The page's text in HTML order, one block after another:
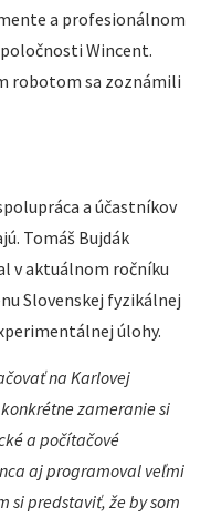
a profesionálnom
Wincent.
robotom sa zoznámili
a účastníkov
Tomáš Bujdák
v aktuálnom ročníku
Slovenskej fyzikálnej
úlohy.
na Karlovej
zameranie si
a počítačové
aj programoval veľmi
si predstaviť, že by som